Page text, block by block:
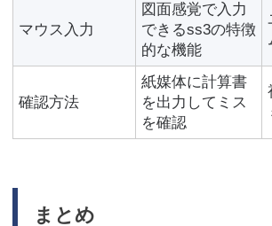
マウス入力
図面感覚で入力
できるss3の特徴
的な機能
確認方法
紙媒体に計算書
を出力してミス
を確認
まとめ